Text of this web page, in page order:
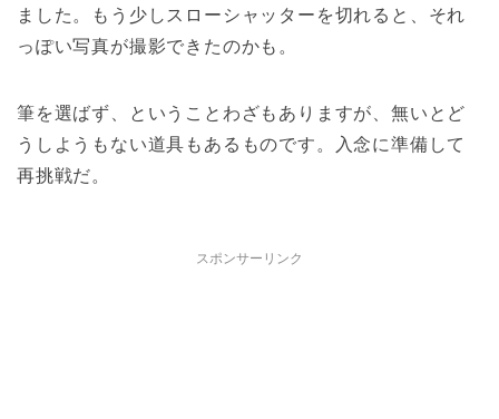
ました。もう少しスローシャッターを切れると、それ
っぽい写真が撮影できたのかも。
筆を選ばず、ということわざもありますが、無いとど
うしようもない道具もあるものです。入念に準備して
再挑戦だ。
スポンサーリンク